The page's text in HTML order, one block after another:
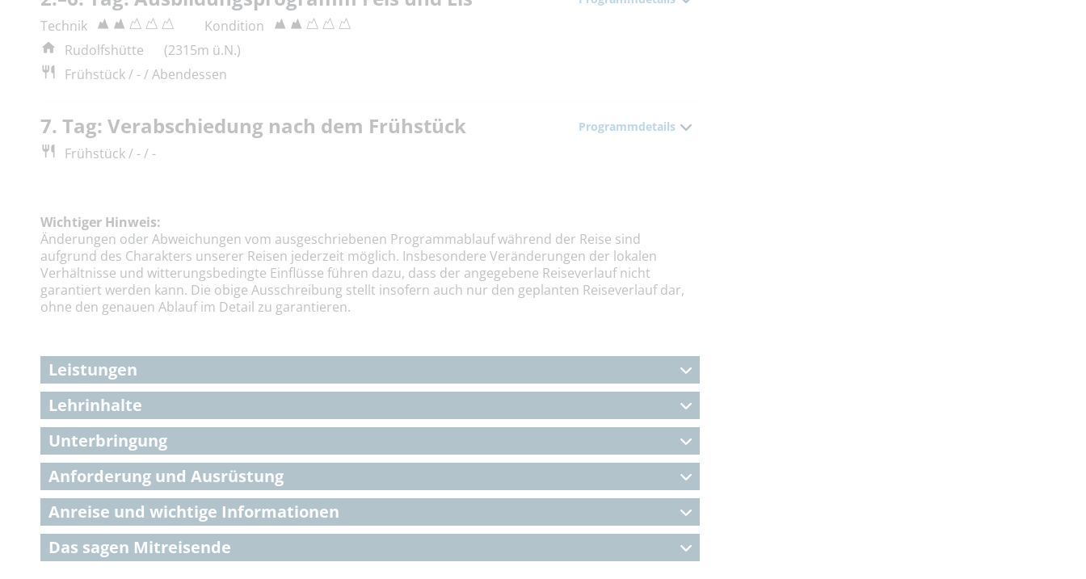
Technik
Kondition
Rudolfshütte
(2315m ü.N.)
Frühstück / - / Abendessen
7. Tag: Verabschiedung nach dem Frühstück Programmdetails
Frühstück / - / -
Wichtiger Hinweis:
Änderungen oder Abweichungen vom ausgeschriebenen Programmablauf während der Reise sind
aufgrund des Charakters unserer Reisen jederzeit möglich. Insbesondere Veränderungen der lokalen
Verhältnisse und witterungsbedingte Einflüsse führen dazu, dass der angegebene Reiseverlauf nicht
garantiert werden kann. Die obige Ausschreibung stellt insofern auch nur den geplanten Reiseverlauf dar,
ohne den genauen Ablauf im Detail zu garantieren.
Leistungen
Lehrinhalte
Unterbringung
Anforderung und Ausrüstung
Anreise und wichtige Informationen
Das sagen Mitreisende